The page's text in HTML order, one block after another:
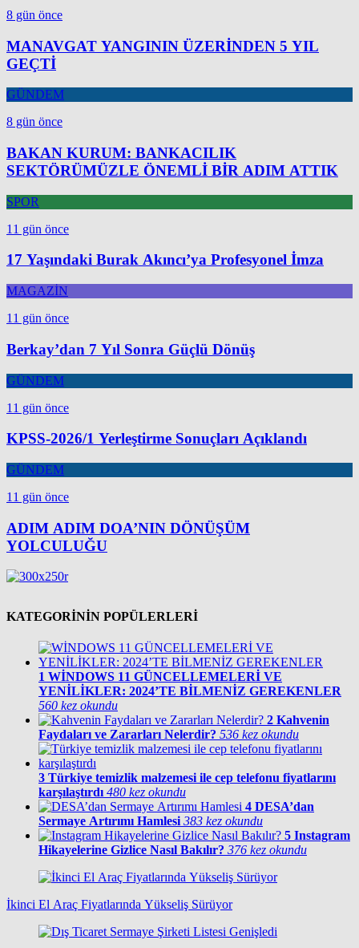
8 gün önce
MANAVGAT YANGININ ÜZERİNDEN 5 YIL
GEÇTİ
GÜNDEM
8 gün önce
BAKAN KURUM: BANKACILIK
SEKTÖRÜMÜZLE ÖNEMLİ BİR ADIM ATTIK
SPOR
11 gün önce
17 Yaşındaki Burak Akıncı’ya Profesyonel İmza
MAGAZİN
11 gün önce
Berkay’dan 7 Yıl Sonra Güçlü Dönüş
GÜNDEM
11 gün önce
KPSS-2026/1 Yerleştirme Sonuçları Açıklandı
GÜNDEM
11 gün önce
ADIM ADIM DOA’NIN DÖNÜŞÜM
YOLCULUĞU
KATEGORİNİN POPÜLERLERİ
1 WİNDOWS 11 GÜNCELLEMELERİ VE
YENİLİKLER: 2024’TE BİLMENİZ GEREKENLER
560 kez okundu
2 Kahvenin
Faydaları ve Zararları Nelerdir? 536 kez okundu
3 Türkiye temizlik malzemesi ile cep telefonu fiyatlarını
karşılaştırdı 480 kez okundu
4 DESA’dan
Sermaye Artırımı Hamlesi 383 kez okundu
5 Instagram
Hikayelerine Gizlice Nasıl Bakılır? 376 kez okundu
İkinci El Araç Fiyatlarında Yükseliş Sürüyor